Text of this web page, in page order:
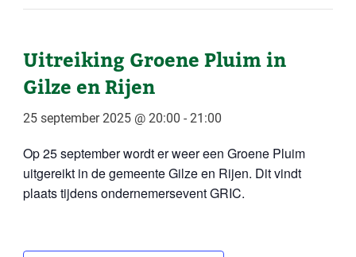
Uitreiking Groene Pluim in
Gilze en Rijen
25 september 2025 @ 20:00 - 21:00
Op 25 september wordt er weer een Groene Pluim
uitgereikt in de gemeente Gilze en Rijen. Dit vindt
plaats tijdens ondernemersevent GRIC.